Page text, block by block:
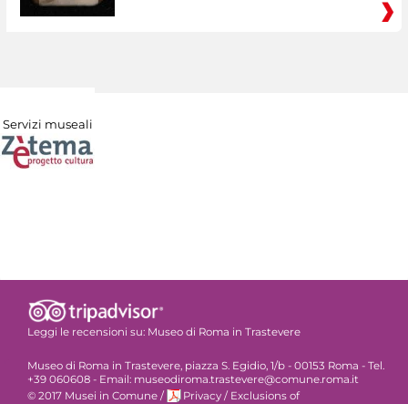
Servizi museali
Leggi le recensioni su: Museo di Roma in Trastevere
Museo di Roma in Trastevere, piazza S. Egidio, 1/b - 00153 Roma - Tel.
+39 060608 - Email: museodiroma.trastevere@comune.roma.it
© 2017 Musei in Comune / Privacy / Exclusions of